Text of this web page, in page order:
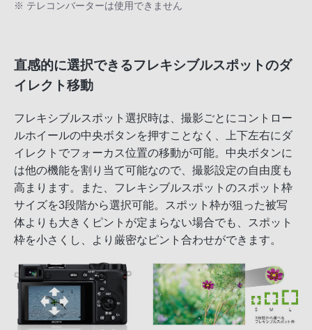
※ テレコンバーターは使用できません
直感的に選択できるフレキシブルスポットのダ
イレクト移動
フレキシブルスポット選択時は、撮影ごとにコントロー
ルホイールの中央ボタンを押すことなく、上下左右にダ
イレクトでフォーカス位置の移動が可能。中央ボタンに
は他の機能を割り当て可能なので、撮影設定の自由度も
高まります。また、フレキシブルスポットのスポット枠
サイズを3段階から選択可能。スポット枠が狙った被写
体よりも大きくピントが定まらない場合でも、スポット
枠を小さくし、より厳密なピント合わせができます。